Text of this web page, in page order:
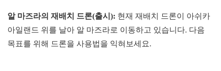
알 마즈라의 재배치 드론(출시): 현재 재배치 드론이 아쉬카
아일랜드 위를 날아 알 마즈라로 이동하고 있습니다. 다음
목표를 위해 드론을 사용법을 익혀보세요.